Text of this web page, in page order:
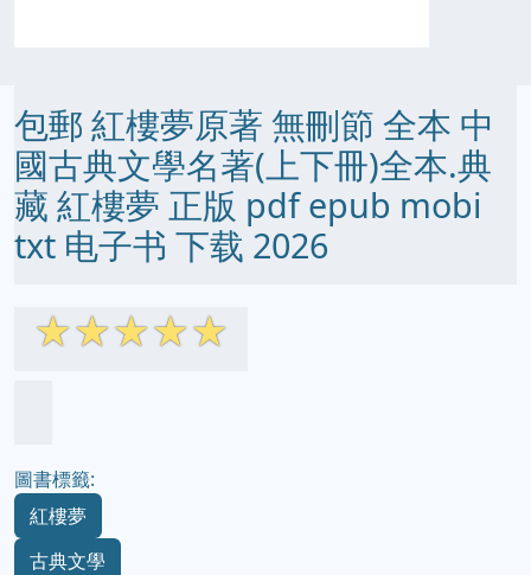
包郵 紅樓夢原著 無刪節 全本 中
國古典文學名著(上下冊)全本.典
藏 紅樓夢 正版 pdf epub mobi
txt 电子书 下载 2026
☆☆☆☆☆
圖書標籤:
紅樓夢
古典文學